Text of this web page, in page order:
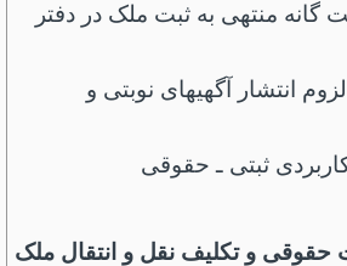
گانه منتهی به ثبت ملک در دفتر
انتشار آگهی­های نوبتی و
و تکلیف نقل و انتقال ملک